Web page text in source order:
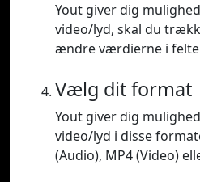
Yout giver dig
video/lyd, skal du
ændre værdierne i
Vælg dit format
Yout giver dig
video/lyd i disse
(Audio), MP4 (Video)